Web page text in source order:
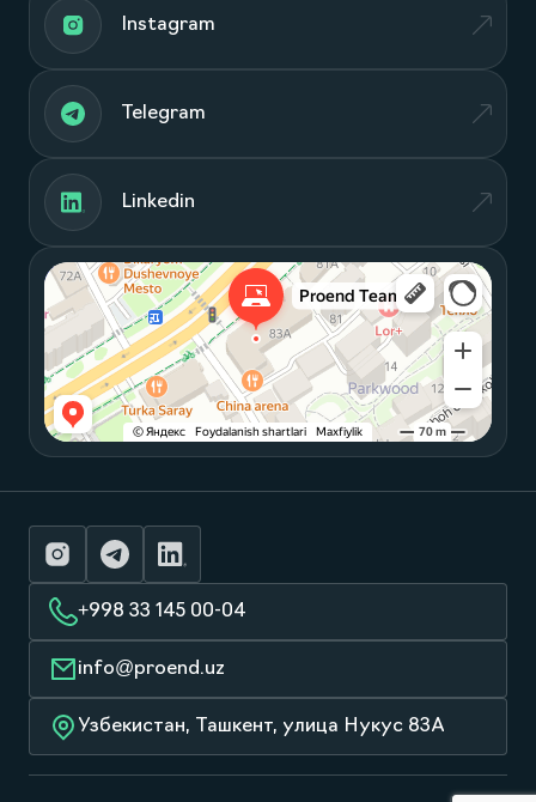
Instagram
Telegram
Linkedin
+998 33 145 00-04
info@proend.uz
Узбекистан, Ташкент, улица Нукус 83А